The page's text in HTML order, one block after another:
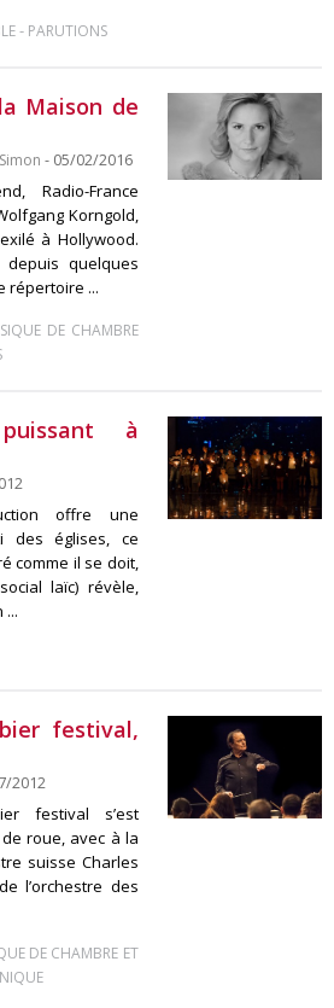
- PARUTIONS
Maison de
- 05/02/2016
Radio-France
Korngold,
à Hollywood.
quelques
répertoire ...
DE CHAMBRE
à
offre une
des églises, ce
comme il se doit,
laïc) révèle,
festival,
2012
festival s’est
roue, avec à la
suisse Charles
l’orchestre des
DE CHAMBRE ET